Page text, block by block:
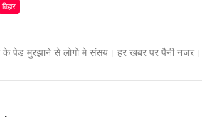
बिहार
पेड़ मुरझाने से लोगो मे संसय। हर खबर पर पैनी नजर।